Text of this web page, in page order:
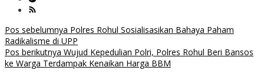
Navigasi
pos
Pos sebelumnya Polres Rohul Sosialisasikan Bahaya Paham
Radikalisme di UPP
Pos berikutnya Wujud Kepedulian Polri, Polres Rohul Beri Bansos
ke Warga Terdampak Kenaikan Harga BBM